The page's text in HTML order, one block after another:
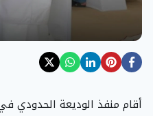
أقام منفذ الوديعة الحدودي